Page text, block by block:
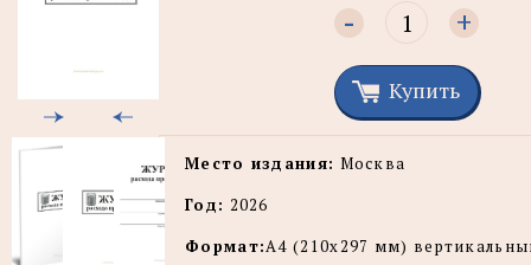
- +
Купить
Место издания: Москва
Год: 2026
Формат:А4 (210х297 мм)